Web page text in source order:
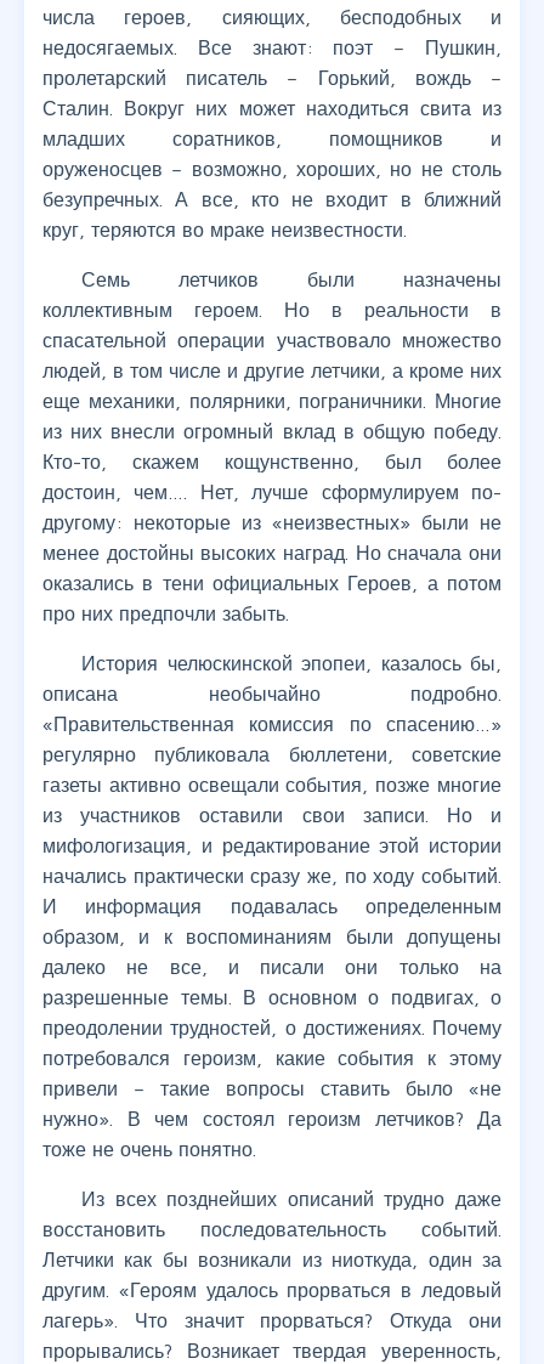
числа героев, сияющих, бесподобных и
недосягаемых. Все знают: поэт – Пушкин,
пролетарский писатель – Горький, вождь –
Сталин. Вокруг них может находиться свита из
младших соратников, помощников и
оруженосцев – возможно, хороших, но не столь
безупречных. А все, кто не входит в ближний
круг, теряются во мраке неизвестности.
Семь летчиков были назначены
коллективным героем. Но в реальности в
спасательной операции участвовало множество
людей, в том числе и другие летчики, а кроме них
еще механики, полярники, пограничники. Многие
из них внесли огромный вклад в общую победу.
Кто-то, скажем кощунственно, был более
достоин, чем…. Нет, лучше сформулируем по-
другому: некоторые из «неизвестных» были не
менее достойны высоких наград. Но сначала они
оказались в тени официальных Героев, а потом
про них предпочли забыть.
История челюскинской эпопеи, казалось бы,
описана необычайно подробно.
«Правительственная комиссия по спасению…»
регулярно публиковала бюллетени, советские
газеты активно освещали события, позже многие
из участников оставили свои записи. Но и
мифологизация, и редактирование этой истории
начались практически сразу же, по ходу событий.
И информация подавалась определенным
образом, и к воспоминаниям были допущены
далеко не все, и писали они только на
разрешенные темы. В основном о подвигах, о
преодолении трудностей, о достижениях. Почему
потребовался героизм, какие события к этому
привели – такие вопросы ставить было «не
нужно». В чем состоял героизм летчиков? Да
тоже не очень понятно.
Из всех позднейших описаний трудно даже
восстановить последовательность событий.
Летчики как бы возникали из ниоткуда, один за
другим. «Героям удалось прорваться в ледовый
лагерь». Что значит прорваться? Откуда они
прорывались? Возникает твердая уверенность,